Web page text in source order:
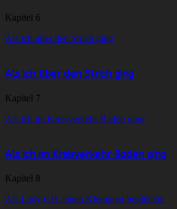
Kapitel 6
Als ich über den Strich ging
Als ich über den Strich ging
Kapitel 7
Als ich im Kreisverkehr Baden ging
Als ich im Kreisverkehr Baden ging
Kapitel 8
Als Lady CH. einen Klempner beglückte